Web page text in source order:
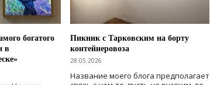
богатого
в
Пикник с Тарковским на борту
контейнеровоза
28.05.2026
Название моего блога предполагает